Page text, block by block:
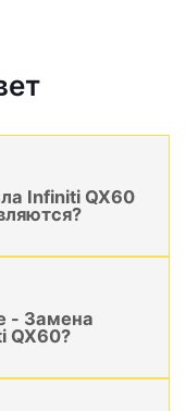
Infiniti QX60
- Замена
QX60?